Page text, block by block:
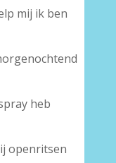
mij ik ben
heb
openritsen